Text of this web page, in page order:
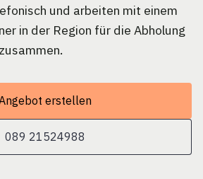
und arbeiten mit einem
in der Region für die Abholung
erstellen
089 21524988